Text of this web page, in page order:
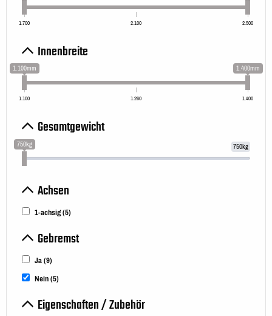
1.700 2.100 2.500
Innenbreite
1.100mm 1.400mm
1.100 1.260 1.400
Gesamtgewicht
750kg
750kg
Achsen
1-achsig(5)
Gebremst
Ja(9)
Nein(5)
Eigenschaften / Zubehör